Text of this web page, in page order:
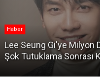
Haber
Lee Seung Gi'ye Milyon
Şok Tutuklama Sonrası